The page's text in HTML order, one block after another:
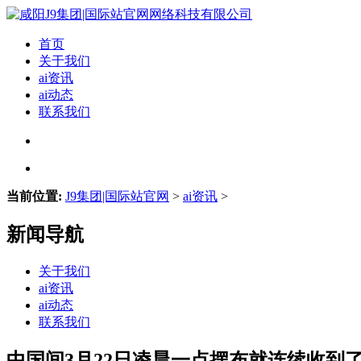
首页
关于我们
ai资讯
ai动态
联系我们
当前位置: J9集团|国际站官网 > ai资讯 >
新闻导航
关于我们
ai资讯
ai动态
联系我们